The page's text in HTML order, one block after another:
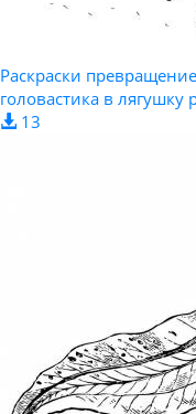
Раскраски
головастика в лягушку
13